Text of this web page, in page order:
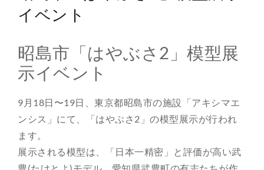
イベント
昭島市「はやぶさ2」模型展
示イベント
9月18日〜19日、東京都昭島市の施設「アキシマエ
ンシス」にて、「はやぶさ2」の模型展示が行われ
ます。
展示される模型は、「日本一精密」と評価が高い武